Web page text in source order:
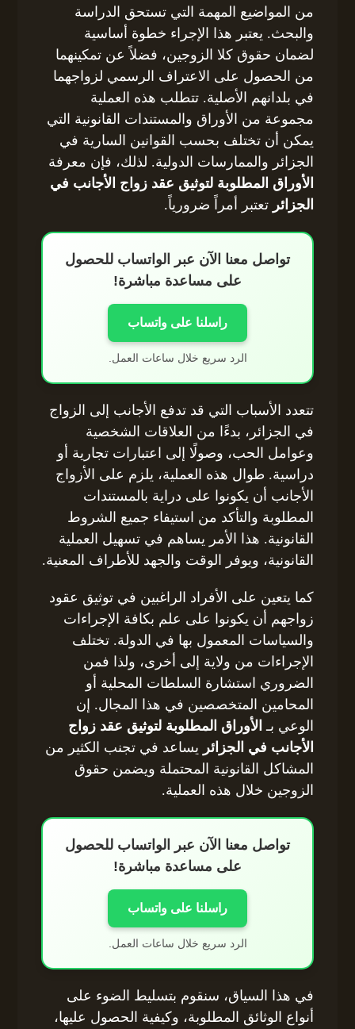
من المواضيع المهمة التي تستحق الدراسة
والبحث. يعتبر هذا الإجراء خطوة أساسية
لضمان حقوق كلا الزوجين، فضلاً عن تمكينهما
من الحصول على الاعتراف الرسمي لزواجهما
في بلدانهم الأصلية. تتطلب هذه العملية
مجموعة من الأوراق والمستندات القانونية التي
يمكن أن تختلف بحسب القوانين السارية في
الجزائر والممارسات الدولية. لذلك، فإن معرفة
الأوراق المطلوبة لتوثيق عقد زواج الأجانب في
الجزائر تعتبر أمراً ضرورياً.
تواصل معنا الآن عبر الواتساب للحصول
على مساعدة مباشرة!
راسلنا على واتساب
الرد سريع خلال ساعات العمل.
تتعدد الأسباب التي قد تدفع الأجانب إلى الزواج
في الجزائر، بدءًا من العلاقات الشخصية
وعوامل الحب، وصولًا إلى اعتبارات تجارية أو
دراسية. طوال هذه العملية، يلزم على الأزواج
الأجانب أن يكونوا على دراية بالمستندات
المطلوبة والتأكد من استيفاء جميع الشروط
القانونية. هذا الأمر يساهم في تسهيل العملية
القانونية، ويوفر الوقت والجهد للأطراف المعنية.
كما يتعين على الأفراد الراغبين في توثيق عقود
زواجهم أن يكونوا على علم بكافة الإجراءات
والسياسات المعمول بها في الدولة. تختلف
الإجراءات من ولاية إلى أخرى، ولذا فمن
الضروري استشارة السلطات المحلية أو
المحامين المتخصصين في هذا المجال. إن
الوعي بـ الأوراق المطلوبة لتوثيق عقد زواج
الأجانب في الجزائر يساعد في تجنب الكثير من
المشاكل القانونية المحتملة ويضمن حقوق
الزوجين خلال هذه العملية.
تواصل معنا الآن عبر الواتساب للحصول
على مساعدة مباشرة!
راسلنا على واتساب
الرد سريع خلال ساعات العمل.
في هذا السياق، سنقوم بتسليط الضوء على
أنواع الوثائق المطلوبة، وكيفية الحصول عليها،